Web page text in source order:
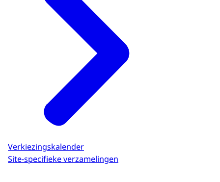
Verkiezingskalender
Site-specifieke verzamelingen